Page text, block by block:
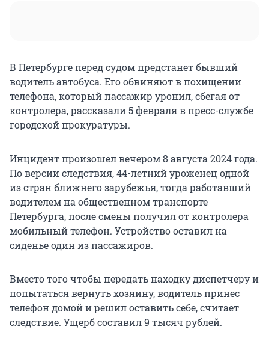
В Петербурге перед судом предстанет бывший
водитель автобуса. Его обвиняют в похищении
телефона, который пассажир уронил, сбегая от
контролера, рассказали 5 февраля в пресс-службе
городской прокуратуры.
Инцидент произошел вечером 8 августа 2024 года.
По версии следствия, 44-летний уроженец одной
из стран ближнего зарубежья, тогда работавший
водителем на общественном транспорте
Петербурга, после смены получил от контролера
мобильный телефон. Устройство оставил на
сиденье один из пассажиров.
Вместо того чтобы передать находку диспетчеру и
попытаться вернуть хозяину, водитель принес
телефон домой и решил оставить себе, считает
следствие. Ущерб составил 9 тысяч рублей.